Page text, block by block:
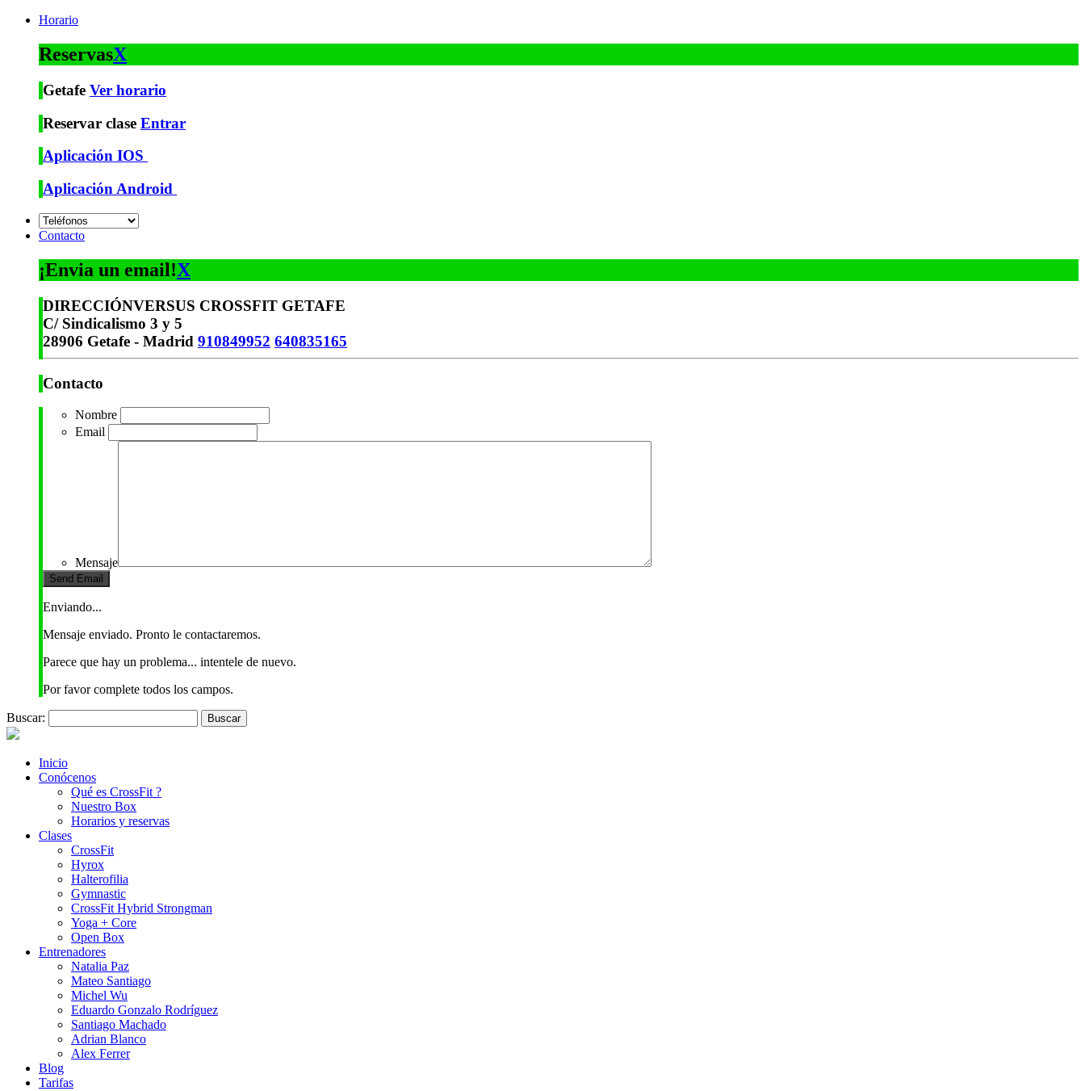
Horario
ReservasX
Getafe Ver horario
Reservar clase Entrar
Aplicación IOS
Aplicación Android
Contacto
¡Envia un email!X
DIRECCIÓNVERSUS CROSSFIT GETAFE
C/ Sindicalismo 3 y 5
28906 Getafe - Madrid 910849952 640835165
Contacto
Nombre
Email
Mensaje
Enviando...
Mensaje enviado. Pronto le contactaremos.
Parece que hay un problema... intentele de nuevo.
Por favor complete todos los campos.
Buscar:
Inicio
Conócenos
Qué es CrossFit ?
Nuestro Box
Horarios y reservas
Clases
CrossFit
Hyrox
Halterofilia
Gymnastic
CrossFit Hybrid Strongman
Yoga + Core
Open Box
Entrenadores
Natalia Paz
Mateo Santiago
Michel Wu
Eduardo Gonzalo Rodríguez
Santiago Machado
Adrian Blanco
Alex Ferrer
Blog
Tarifas